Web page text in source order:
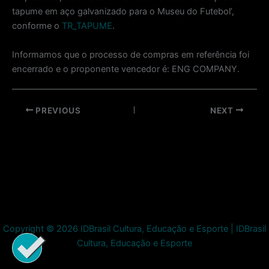
tapume em aço galvanizado para o Museu do Futebol’,
conforme o TR_TAPUME.
Informamos que o processo de compras em referência foi
encerrado e o proponente vencedor é: ENG COMPANY.
Post
PREVIOUS NEXT
Copyright © 2026 IDBrasil Cultura, Educação e Esporte | IDBrasil
Cultura, Educação e Esporte